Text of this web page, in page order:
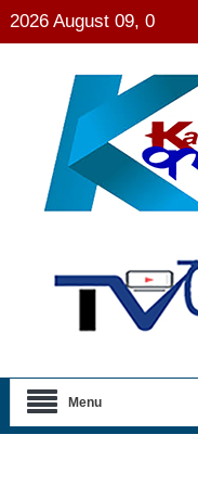
2026 August 09, 0
Menu